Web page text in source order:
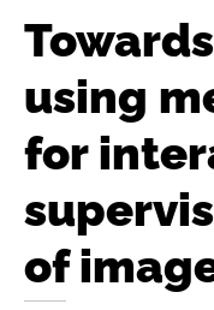
using
for
of